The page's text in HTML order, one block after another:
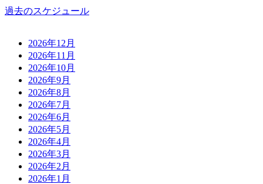
過去のスケジュール
2026年12月
2026年11月
2026年10月
2026年9月
2026年8月
2026年7月
2026年6月
2026年5月
2026年4月
2026年3月
2026年2月
2026年1月